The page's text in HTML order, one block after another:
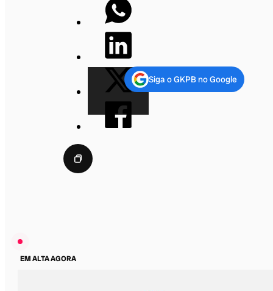
Siga o GKPB no Google
EM ALTA AGORA